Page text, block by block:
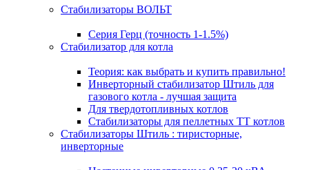
Стабилизаторы ВОЛЬТ
Серия Герц (точность 1-1.5%)
Стабилизатор для котла
Теория: как выбрать и купить правильно!
Инверторный стабилизатор Штиль для
газового котла - лучшая защита
Для твердотопливных котлов
Стабилизаторы для пеллетных ТТ котлов
Стабилизаторы Штиль : тиристорные,
инверторные